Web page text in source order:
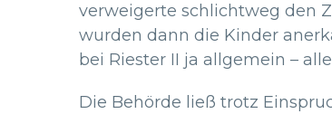
verweigerte schlichtweg den
wurden dann die Kinder
bei Riester II ja allgemein –
Die Behörde ließ trotz